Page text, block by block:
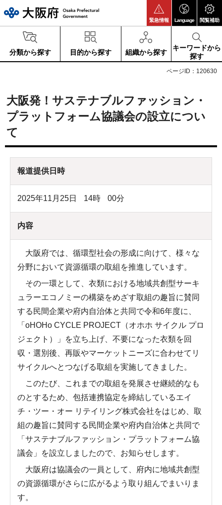
緊急情報 Language 閲覧補助
分類から探す 目的から探す 組織から探す
キーワードから
探す
ページID：120630
大阪発！サステナブルファッション・
プラットフォーム協議会の設立につい
て
報道提供日時
2025年11月25日 14時 00分
内容
大阪府では、循環型社会の形成に向けて、様々な
分野において資源循環の取組を推進しています。
その一環として、衣類における地域共創型サーキ
ュラーエコノミーの構築をめざす取組の趣旨に賛同
する民間企業や府内自治体と共同で令和6年度に、
「oHOHo CYCLE PROJECT（オホホ サイクル プロ
ジェクト）」を立ち上げ、不要になった衣類を回
収・選別後、再販やマーケットニーズに合わせてリ
サイクルへとつなげる取組を実施してきました。
このたび、これまでの取組を発展させ継続的なも
のとするため、包括連携協定を締結しているエイ
チ・ツー・オー リテイリング株式会社をはじめ、取
組の趣旨に賛同する民間企業や府内自治体と共同で
「サステナブルファッション・プラットフォーム協
議会」を設立しましたので、お知らせします。
大阪府は協議会の一員として、府内に地域共創型
の資源循環がさらに広がるよう取り組んでまいりま
す。